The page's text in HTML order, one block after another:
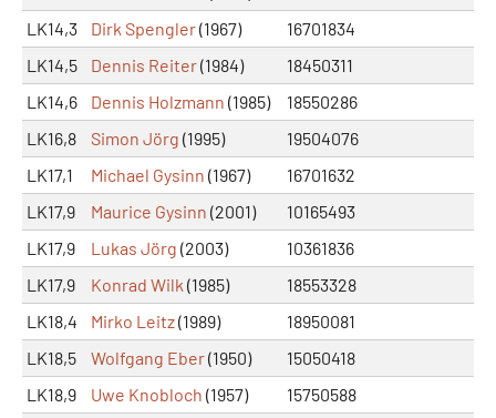
LK14,3
Dirk Spengler(1967)
16701834
LK14,5
Dennis Reiter(1984)
18450311
LK14,6
Dennis Holzmann (1985)
18550286
LK16,8
Simon Jörg (1995)
19504076
LK17,1
Michael Gysinn (1967)
16701632
LK17,9
Maurice Gysinn (2001)
10165493
LK17,9
Lukas Jörg (2003)
10361836
LK17,9
Konrad Wilk (1985)
18553328
LK18,4
Mirko Leitz(1989)
18950081
LK18,5
Wolfgang Eber(1950)
15050418
LK18,9
Uwe Knobloch (1957)
15750588